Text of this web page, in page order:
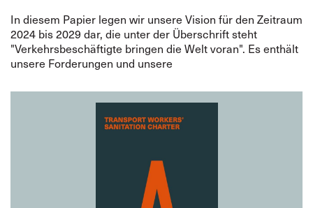
In diesem Papier legen wir unsere Vision für den Zeitraum
2024 bis 2029 dar, die unter der Überschrift steht
"Verkehrsbeschäftigte bringen die Welt voran". Es enthält
unsere Forderungen und unsere